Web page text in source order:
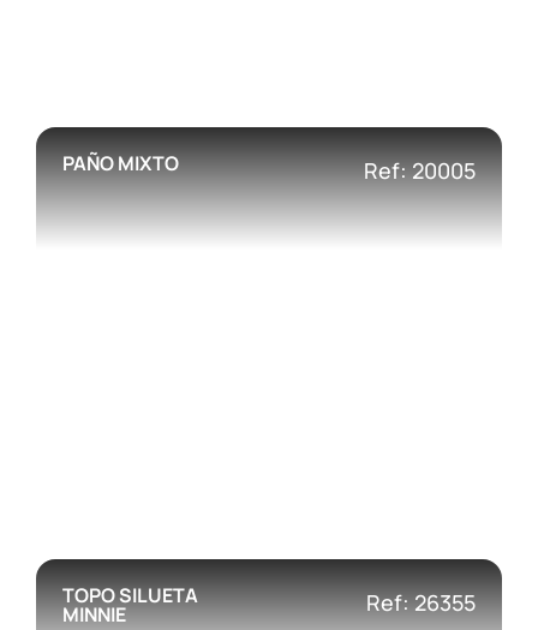
PAÑO MIXTO Ref: 20005
TOPO SILUETA
MINNIE Ref: 26355